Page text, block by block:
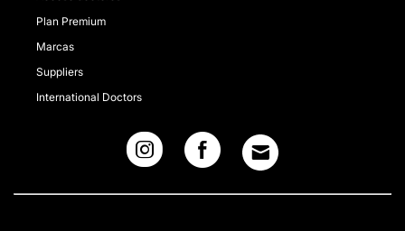
Plan Premium
Marcas
Suppliers
International Doctors